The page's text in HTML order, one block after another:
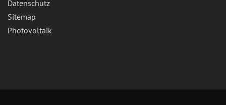
Datenschutz
Sitemap
Photovoltaik